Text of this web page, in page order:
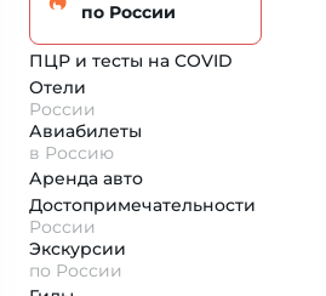
по России
ПЦР и тесты на COVID
Отели
России
Авиабилеты
в Россию
Аренда авто
Достопримеча­тельности
России
Экскурсии
по России